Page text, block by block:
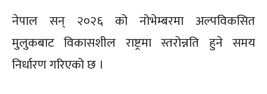
नेपाल सन् २०२६ को नोभेम्बरमा अल्पविकसित
मुलुकबाट विकासशील राष्ट्रमा स्तरोन्नति हुने समय
निर्धारण गरिएको छ ।